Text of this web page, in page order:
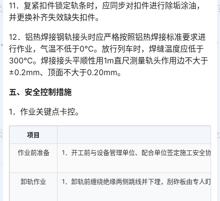
11．复紧扣件锁定轨条时，应同步对扣件进行除垢涂油，
并更换补齐失效缺失扣件。
12．铝热焊接钢轨接头时应严格按照铝热焊接标准要求进
行作业，气温不低于0℃。放行列车时，焊缝温度应低于
300℃。焊接接头平顺性用1m直尺测量轨头作用边不大于
±0.2mm、顶面不大于0.20mm。󠅅󠅃󠄵󠅂󠄪󠇖󠆨󠆨󠇕󠆞󠆒󠅬󠇘󠆭󠆘󠇙󠆝󠅵󠇗󠆭󠆁󠄐󠇗󠅹󠅸󠇖󠆍󠅳󠇖󠅹󠅰󠇖󠆌󠅹
五、安全控制措施
1．作业关键点卡控。
项目
作业前准备 1 ．开工前与设备管理单位、配合单位签定施工安全协
卸轨作业 1 ．卸轨前缠绕绝缘两侧跳线并下埋，刮砟板由专人盯